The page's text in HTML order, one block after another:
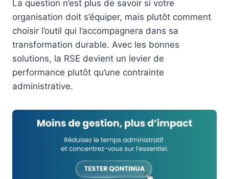
La question n’est plus de savoir si votre
organisation doit s’équiper, mais plutôt comment
choisir l’outil qui l’accompagnera dans sa
transformation durable. Avec les bonnes
solutions, la RSE devient un levier de
performance plutôt qu’une contrainte
administrative.